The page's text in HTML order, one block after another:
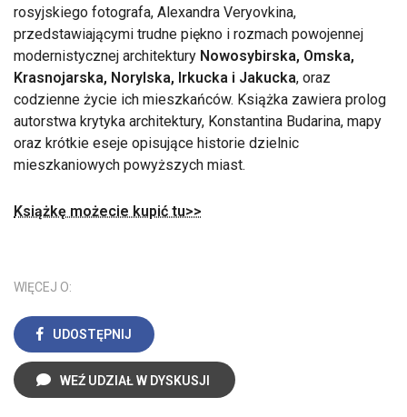
rosyjskiego fotografa, Alexandra Veryovkina,
przedstawiającymi trudne piękno i rozmach powojennej
modernistycznej architektury Nowosybirska, Omska,
Krasnojarska, Norylska, Irkucka i Jakucka, oraz
codzienne życie ich mieszkańców. Książka zawiera prolog
autorstwa krytyka architektury, Konstantina Budarina, mapy
oraz krótkie eseje opisujące historie dzielnic
mieszkaniowych powyższych miast.
Książkę możecie kupić tu>>
WIĘCEJ O:
UDOSTĘPNIJ
WEŹ UDZIAŁ W DYSKUSJI